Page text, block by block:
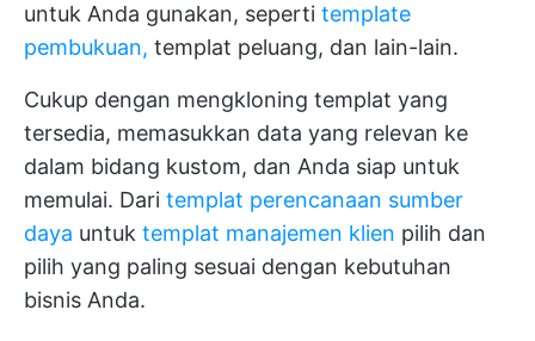
untuk Anda gunakan, seperti template
pembukuan, templat peluang, dan lain-lain.
Cukup dengan mengkloning templat yang
tersedia, memasukkan data yang relevan ke
dalam bidang kustom, dan Anda siap untuk
memulai. Dari templat perencanaan sumber
daya untuk templat manajemen klien pilih dan
pilih yang paling sesuai dengan kebutuhan
bisnis Anda.